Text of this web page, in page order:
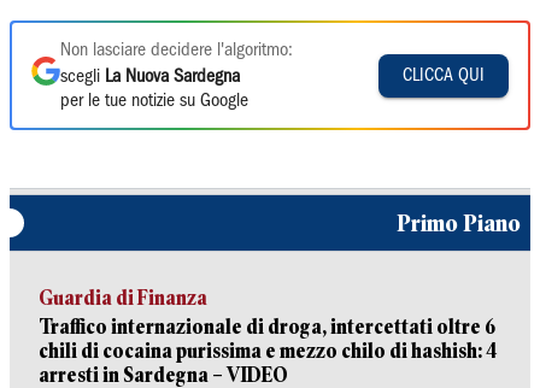
Non lasciare decidere l'algoritmo:
scegli La Nuova Sardegna
per le tue notizie su Google
CLICCA QUI
Primo Piano
Guardia di Finanza
Traffico internazionale di droga, intercettati oltre 6
chili di cocaina purissima e mezzo chilo di hashish: 4
arresti in Sardegna – VIDEO